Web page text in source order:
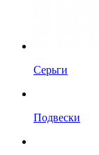
Серьги
Подвески